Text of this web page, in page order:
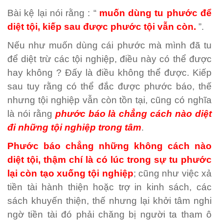
Bài kệ lại nói rằng : “ muốn dùng tu phước để
diệt tội, kiếp sau được phước tội vẫn còn. ”.
Nếu như muốn dùng cái phước mà mình đã tu
để diệt trừ các tội nghiệp, điều này có thể được
hay không ? Đấy là điều không thể được. Kiếp
sau tuy rằng có thể đắc được phước báo, thế
nhưng tội nghiệp vẫn còn tồn tại, cũng có nghĩa
là nói rằng phước báo là chẳng cách nào diệt
đi những tội nghiệp trong tâm.
Phước báo chẳng những không cách nào
diệt tội, thậm chí là có lúc trong sự tu phước
lại còn tạo xuống tội nghiệp; cũng như việc xả
tiền tài hành thiện hoặc trợ in kinh sách, các
sách khuyến thiện, thế nhưng lại khởi tâm nghi
ngờ tiền tài đó phải chăng bị người ta tham ô